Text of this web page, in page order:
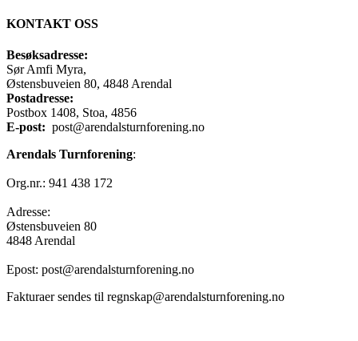
KONTAKT OSS
Besøksadresse:
Sør Amfi Myra,
Østensbuveien 80, 4848 Arendal
Postadresse:
Postbox 1408, Stoa, 4856
E-post: post@arendalsturnforening.no
Arendals Turnforening:
Org.nr.: 941 438 172
Adresse:
Østensbuveien 80
4848 Arendal
Epost: post@arendalsturnforening.no
Fakturaer sendes til regnskap@arendalsturnforening.no